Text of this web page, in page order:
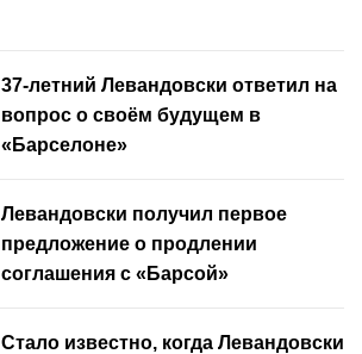
37-летний Левандовски ответил на
вопрос о своём будущем в
«Барселоне»
Левандовски получил первое
предложение о продлении
соглашения с «Барсой»
Стало известно, когда Левандовски